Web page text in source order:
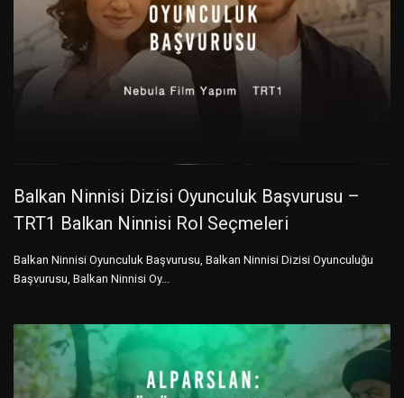
Balkan Ninnisi Dizisi Oyunculuk Başvurusu –
TRT1 Balkan Ninnisi Rol Seçmeleri
Balkan Ninnisi Oyunculuk Başvurusu, Balkan Ninnisi Dizisi Oyunculuğu
Başvurusu, Balkan Ninnisi Oy...